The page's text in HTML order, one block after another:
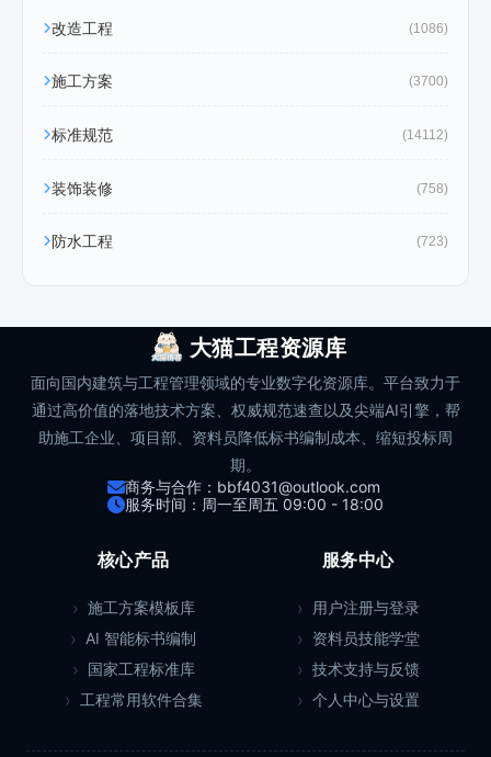
改造工程 (1086)
施工方案 (3700)
标准规范 (14112)
装饰装修 (758)
防水工程 (723)
大猫工程资源库
面向国内建筑与工程管理领域的专业数字化资源库。平台致力于
通过高价值的落地技术方案、权威规范速查以及尖端AI引擎，帮
助施工企业、项目部、资料员降低标书编制成本、缩短投标周
期。
商务与合作：bbf4031@outlook.com
服务时间：周一至周五 09:00 - 18:00
核心产品
施工方案模板库
AI 智能标书编制
国家工程标准库
工程常用软件合集
服务中心
用户注册与登录
资料员技能学堂
技术支持与反馈
个人中心与设置